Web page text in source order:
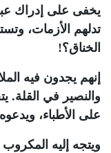
يخفى على إدراك
تدلهم الأزمات،
الخناق؟!
إنهم يجدون فيه
والنصير في القلة.
على الأطباء،
ويتجه إليه